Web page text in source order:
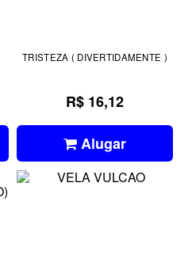
TRISTEZA ( DIVERTIDAMENTE )
R$ 16,12
Alugar